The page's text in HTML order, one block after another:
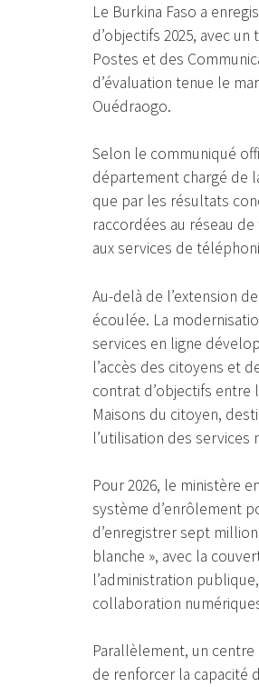
Le Burkina Faso a
d’objectifs 2025, avec
Postes et des
d’évaluation tenue le
Ouédraogo.
Selon le communiqué
département chargé de
que par les résultats
raccordées au réseau
aux services de
Au-delà de l’extension
écoulée. La
services en ligne
l’accès des citoyens et
contrat d’objectifs entre
Maisons du citoyen,
l’utilisation des services
Pour 2026, le ministère
système d’enrôlement
d’enregistrer sept
blanche », avec la
l’administration
collaboration
Parallèlement, un
de renforcer la capacité